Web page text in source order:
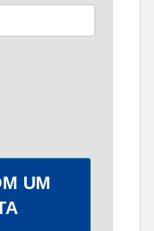
UM